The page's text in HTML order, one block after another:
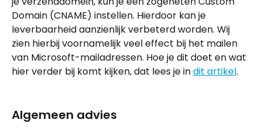
Domain (CNAME) instellen. Hierdoor kan je
leverbaarheid aanzienlijk verbeterd worden. Wij
zien hierbij voornamelijk veel effect bij het mailen
van Microsoft-mailadressen. Hoe je dit doet en wat
hier verder bij komt kijken, dat lees je in dit artikel.
Algemeen advies